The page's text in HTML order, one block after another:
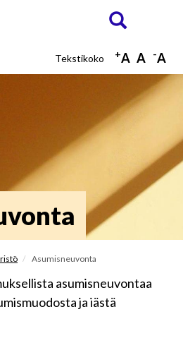
ETSI
-A
A
+A
Asumisneuvonta
asumisneuvontaa
ja iästä